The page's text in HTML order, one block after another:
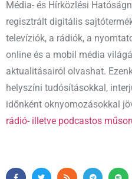
Média- és Hírközlési
regisztrált digitális
televíziók, a rádiók, a
online és a mobil média
aktualitásairól olvashat.
helyszíni tudósításokkal,
időnként oknyomozásokkal
rádió- illetve podcastos